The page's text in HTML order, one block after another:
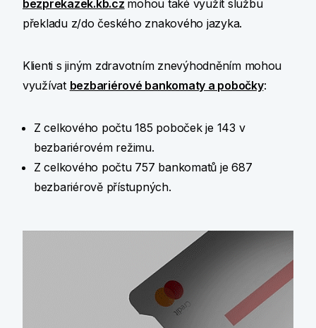
bezprekazek.kb.cz mohou také využít službu
překladu z/do českého znakového jazyka.
Klienti s jiným zdravotním znevýhodněním mohou
využívat bezbariérové bankomaty a pobočky:
Z celkového počtu 185 poboček je 143 v
bezbariérovém režimu.
Z celkového počtu 757 bankomatů je 687
bezbariérově přístupných.